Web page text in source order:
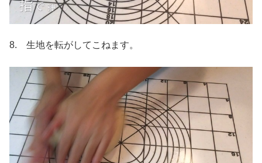
8. 生地を転がしてこねます。